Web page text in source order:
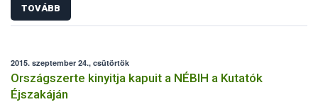
TOVÁBB
2015. szeptember 24., csütörtök
Országszerte kinyitja kapuit a NÉBIH a Kutatók
Éjszakáján